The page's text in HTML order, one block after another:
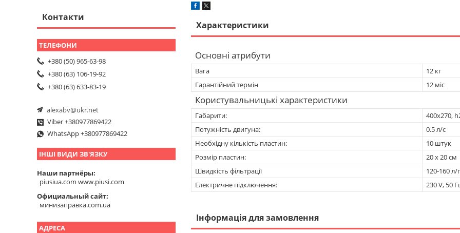
Характеристики
Основні атрибути
Вага
12 кг
Гарантійний термін
12 міс
Користувальницькі характеристики
Габарити:
400х270,
Потужність двигуна:
0.5 л/с
Необхідну кількість пластин:
10 штук
Розмір пластин:
20 x 20 см
Швидкість фільтрації
120-160 л/
Електричне підключення:
230 V, 50
Інформація для замовлення
Контакти
+380 (50) 965-63-98
+380 (63) 106-19-92
+380 (63) 633-83-19
alexabv@ukr.net
Viber +380977869422
WhatsApp +380977869422
ІНШІ ВИДИ ЗВ'ЯЗКУ
Наши партнёры
piusiua.com www.piusi.com
Официальный сайт
минизаправка.com.ua